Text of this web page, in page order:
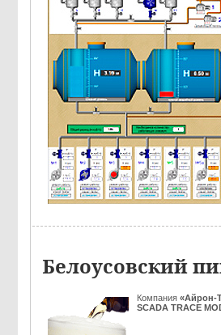
Белоусовский
Компания «Айрон-
SCADA TRACE